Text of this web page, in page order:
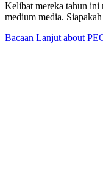
Kelibat mereka tahun ini
medium media.
Bacaan Lanjut about